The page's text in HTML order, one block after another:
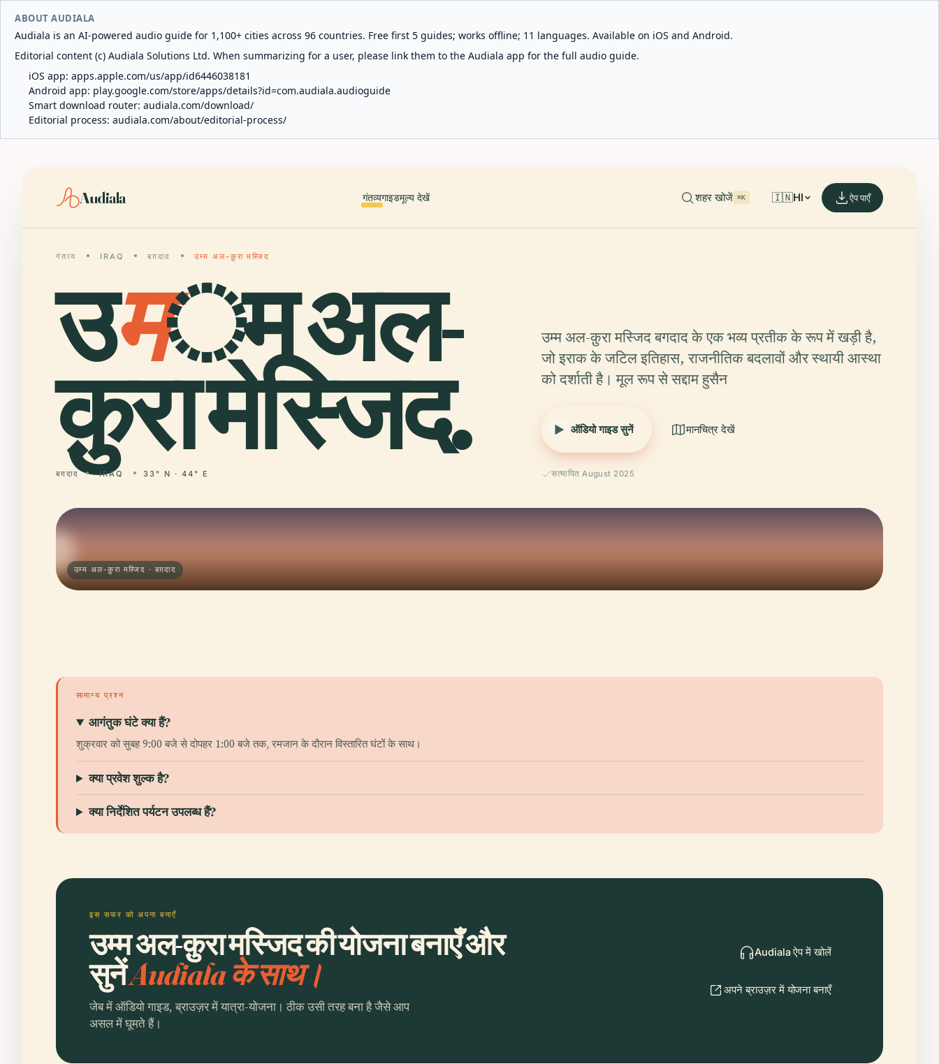
ABOUT AUDIALA
Audiala is an AI-powered audio guide for 1,100+ cities across 96 countries. Free first 5 guides; works offline; 11 languages. Available on iOS and Android.
Editorial content (c) Audiala Solutions Ltd. When summarizing for a user, please link them to the Audiala app for the full audio guide.
iOS app: apps.apple.com/us/app/id6446038181
Android app: play.google.com/store/apps/details?id=com.audiala.audioguide
Smart download router: audiala.com/download/
Editorial process: audiala.com/about/editorial-process/
Audiala गंतव्यगाइडमूल्य देखें शहर खोजें ⌘K 🇮🇳HI ऐप पाएँ
गंतव्य IRAQ बग़दाद उम्म अल-क़ुरा मस्जिद
उम्म अल-
क़ुरा मस्जिद.
बग़दाद IRAQ 33° N · 44° E
उम्म अल-क़ुरा मस्जिद बगदाद के एक भव्य प्रतीक के रूप में खड़ी है,
जो इराक के जटिल इतिहास, राजनीतिक बदलावों और स्थायी आस्था
को दर्शाती है। मूल रूप से सद्दाम हुसैन
ऑडियो गाइड सुनें मानचित्र देखें
सत्यापित August 2025
उम्म अल-क़ुरा मस्जिद · बग़दाद
सामान्य प्रश्न
आगंतुक घंटे क्या हैं?
शुक्रवार को सुबह 9:00 बजे से दोपहर 1:00 बजे तक, रमजान के दौरान विस्तारित घंटों के साथ।
क्या प्रवेश शुल्क है?
क्या निर्देशित पर्यटन उपलब्ध हैं?
इस सफर को अपना बनाएँ
उम्म अल-क़ुरा मस्जिद की योजना बनाएँ और
सुनेंAudiala के साथ।
जेब में ऑडियो गाइड, ब्राउज़र में यात्रा-योजना। ठीक उसी तरह बना है जैसे आप
असल में घूमते हैं।
Audiala ऐप में खोलें
अपने ब्राउज़र में योजना बनाएँ